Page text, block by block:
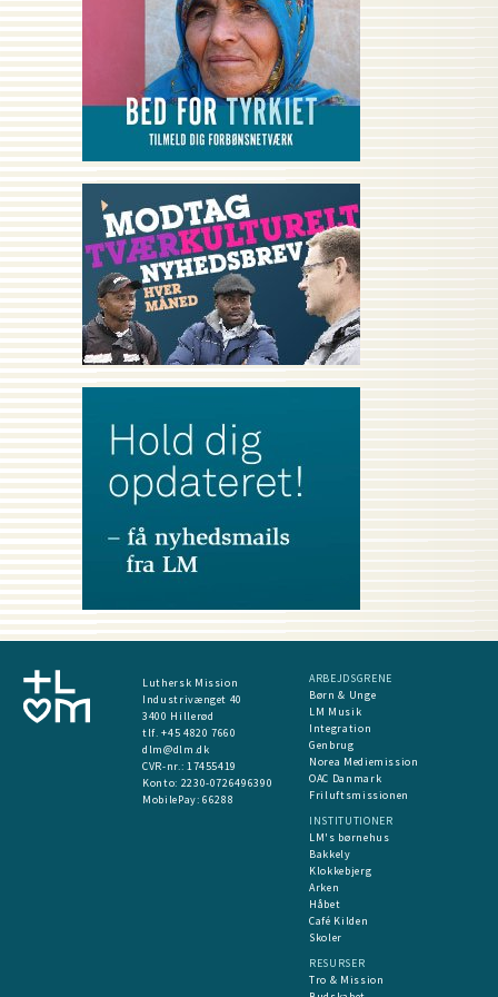
Luthersk Mission
Industrivænget 40
3400 Hillerød
tlf. +45 4820 7660
dlm@dlm.dk
CVR-nr.: 17455419
​Konto: 2230-0726496390
MobilePay:66288
ARBEJDSGRENE
Børn & Unge
LM Musik
Integration
Genbrug
Norea Mediemission
OAC Danmark
Friluftsmissionen
INSTITUTIONER
LM's børnehus
Bakkely
Klokkebjerg
Arken
Håbet
Café Kilden
Skoler
RESURSER
Tro & Mission